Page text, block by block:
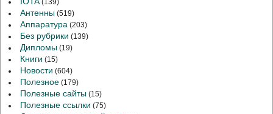
(139)
Антенны (519)
Аппаратура (203)
Без рубрики (139)
Дипломы (19)
Книги (15)
Новости (604)
Полезное (179)
Полезные сайты (15)
Полезные ссылки (75)